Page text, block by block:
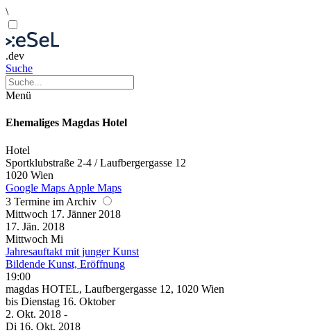
\
.dev
Suche
Menü
Ehemaliges Magdas Hotel
Hotel
Sportklubstraße 2-4 / Laufbergergasse 12
1020 Wien
Google Maps Apple Maps
3 Termine im Archiv
Mittwoch 17. Jänner 2018
17. Jän. 2018
Mittwoch Mi
Jahresauftakt mit junger Kunst
Bildende Kunst, Eröffnung
19:00
magdas HOTEL, Laufbergergasse 12, 1020 Wien
bis Dienstag 16. Oktober
2. Okt. 2018 -
Di 16. Okt. 2018